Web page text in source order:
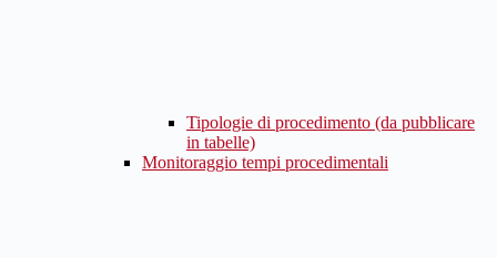
Tipologie di procedimento (da pubblicare
in tabelle)
Monitoraggio tempi procedimentali